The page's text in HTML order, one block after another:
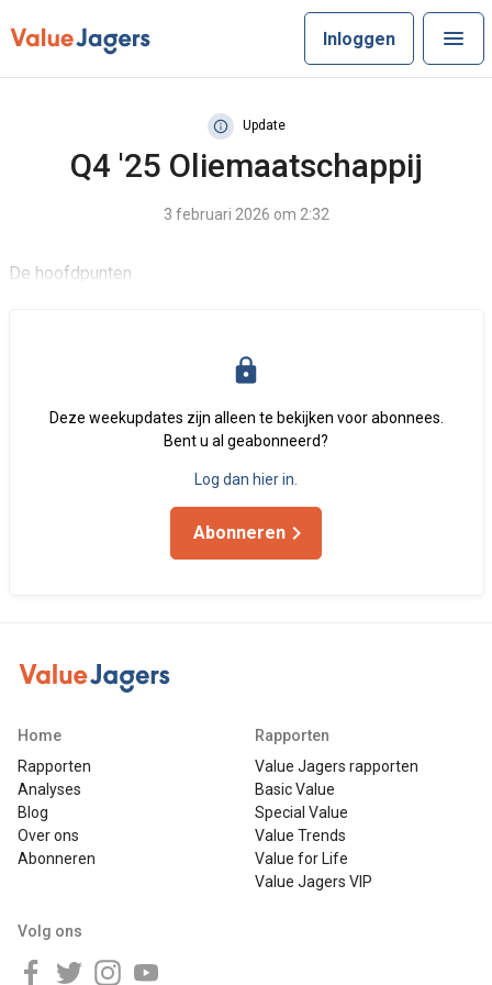
Inloggen
Update
Q4 '25 Oliemaatschappij
3 februari 2026 om 2:32
De hoofdpunten
Deze weekupdates zijn alleen te bekijken voor abonnees.
Bent u al geabonneerd?
Log dan hier in.
Abonneren
Home
Rapporten
Analyses
Blog
Over ons
Abonneren
Rapporten
Value Jagers rapporten
Basic Value
Special Value
Value Trends
Value for Life
Value Jagers VIP
Volg ons